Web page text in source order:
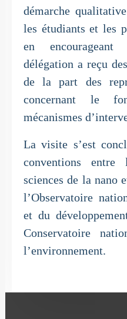
démarche
les étudiants et les
en encourageant
délégation a reçu
de la part des
concernant le
mécanismes
La visite s’est
conventions entre
sciences de la nano
l’Observatoire
et du
Conservatoire
l’environnement.